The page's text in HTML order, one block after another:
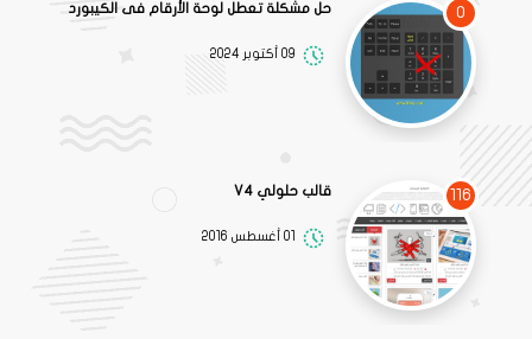
0 حل مشكلة تعطل لوحة الأرقام فى الكيبورد
09 أكتوبر 2024
116 قالب حلولي V4
01 أغسطس 2016